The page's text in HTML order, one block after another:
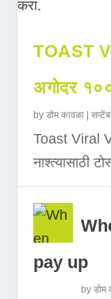
TOAST
अगोदर
byडोम कावळा |
Toast Viral
नाश्त्यासाठी
pay up
byडोम